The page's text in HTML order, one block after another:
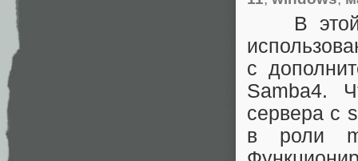
В этой
с
Samba4.
сервера с
в роли